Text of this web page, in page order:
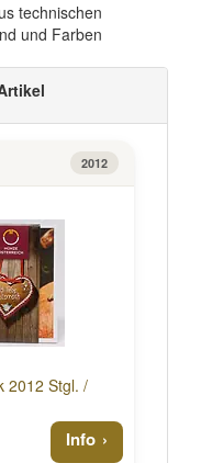
technischen
und Farben
2012
2012 Stgl. /
Info